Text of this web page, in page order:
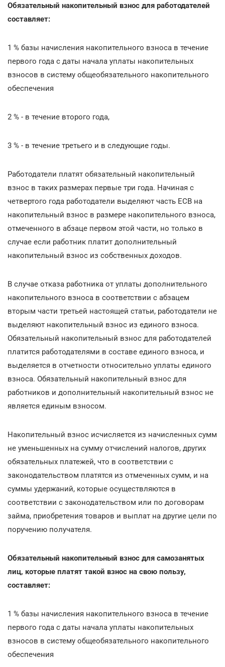
Обязательный накопительный взнос для работодателей
составляет:
1 % базы начисления накопительного взноса в течение
первого года с даты начала уплаты накопительных
взносов в систему общеобязательного накопительного
обеспечения
2 % - в течение второго года,
3 % - в течение третьего и в следующие годы.
Работодатели платят обязательный накопительный
взнос в таких размерах первые три года. Начиная с
четвертого года работодатели выделяют часть ЕСВ на
накопительный взнос в размере накопительного взноса,
отмеченного в абзаце первом этой части, но только в
случае если работник платит дополнительный
накопительный взнос из собственных доходов.
В случае отказа работника от уплаты дополнительного
накопительного взноса в соответствии с абзацем
вторым части третьей настоящей статьи, работодатели не
выделяют накопительный взнос из единого взноса.
Обязательный накопительный взнос для работодателей
платится работодателями в составе единого взноса, и
выделяется в отчетности относительно уплаты единого
взноса. Обязательный накопительный взнос для
работников и дополнительный накопительный взнос не
является единым взносом.
Накопительный взнос исчисляется из начисленных сумм
не уменьшенных на сумму отчислений налогов, других
обязательных платежей, что в соответствии с
законодательством платятся из отмеченных сумм, и на
суммы удержаний, которые осуществляются в
соответствии с законодательством или по договорам
займа, приобретения товаров и выплат на другие цели по
поручению получателя.
Обязательный накопительный взнос для самозанятых
лиц, которые платят такой взнос на свою пользу,
составляет:
1 % базы начисления накопительного взноса в течение
первого года с даты начала уплаты накопительных
взносов в систему общеобязательного накопительного
обеспечения